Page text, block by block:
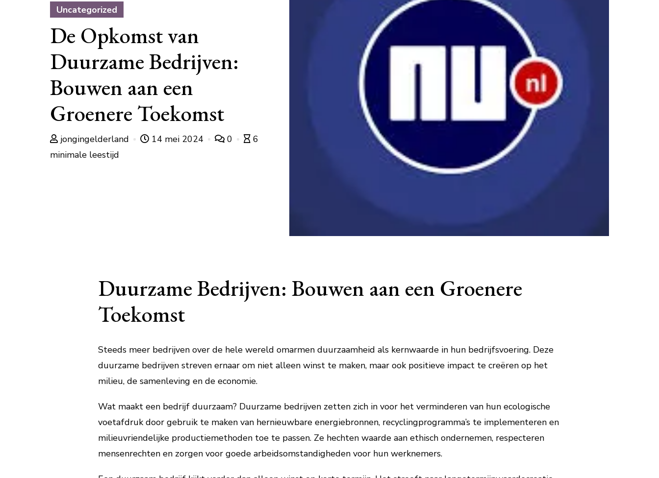
Uncategorized
De Opkomst van
Duurzame Bedrijven:
Bouwen aan een
Groenere Toekomst
jongingelderland 14 mei 2024 0
6
minimale leestijd
Duurzame Bedrijven: Bouwen aan een Groenere
Toekomst
Steeds meer bedrijven over de hele wereld omarmen duurzaamheid als kernwaarde in hun bedrijfsvoering. Deze
duurzame bedrijven streven ernaar om niet alleen winst te maken, maar ook positieve impact te creëren op het
milieu, de samenleving en de economie.
Wat maakt een bedrijf duurzaam? Duurzame bedrijven zetten zich in voor het verminderen van hun ecologische
voetafdruk door gebruik te maken van hernieuwbare energiebronnen, recyclingprogramma’s te implementeren en
milieuvriendelijke productiemethoden toe te passen. Ze hechten waarde aan ethisch ondernemen, respecteren
mensenrechten en zorgen voor goede arbeidsomstandigheden voor hun werknemers.